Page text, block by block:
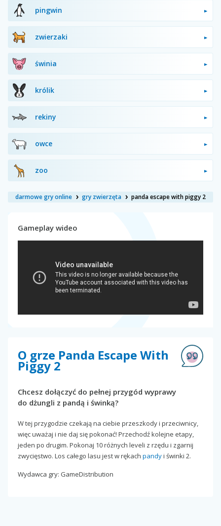
pingwin
zwierzaki
świnia
królik
rekiny
owce
zoo
darmowe gry online gry zwierzęta panda escape with piggy 2
Gameplay wideo
O grze Panda Escape With
Piggy 2
Chcesz dołączyć do pełnej przygód wyprawy
do dżungli z pandą i świnką?
W tej przygodzie czekają na ciebie przeszkody i przeciwnicy,
więc uważaj i nie daj się pokonać! Przechodź kolejne etapy,
jeden po drugim. Pokonaj 10 różnych leveli z rzędu i zgarnij
zwycięstwo. Los całego lasu jest w rękach pandyi świnki 2.
Wydawca gry: GameDistribution